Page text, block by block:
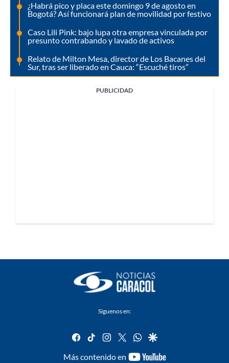
¿Habrá pico y placa este domingo 9 de agosto en
Bogotá? Así funcionará plan de movilidad por festivo
Caso Lili Pink: bajo lupa otra empresa vinculada por
presunto contrabando y lavado de activos
Relato de Milton Mesa, director de Los Bacanes del
Sur, tras ser liberado en Cauca: “Escuché tiros”
PUBLICIDAD
Síguenos en:
facebook
tiktok instagram
twitterwhatsapp
google
Más contenido en
youtube-